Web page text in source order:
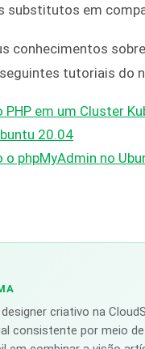
substitutos em
conhecimentos
tutoriais do
em um Cluster
20.04
phpMyAdmin no
designer criativo na
consistente por meio